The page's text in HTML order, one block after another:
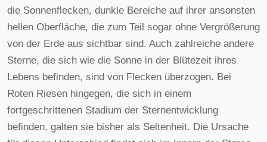
die Sonnenflecken, dunkle Bereiche auf ihrer ansonsten
hellen Oberfläche, die zum Teil sogar ohne Vergrößerung
von der Erde aus sichtbar sind. Auch zahlreiche andere
Sterne, die sich wie die Sonne in der Blütezeit ihres
Lebens befinden, sind von Flecken überzogen. Bei
Roten Riesen hingegen, die sich in einem
fortgeschrittenen Stadium der Sternentwicklung
befinden, galten sie bisher als Seltenheit. Die Ursache